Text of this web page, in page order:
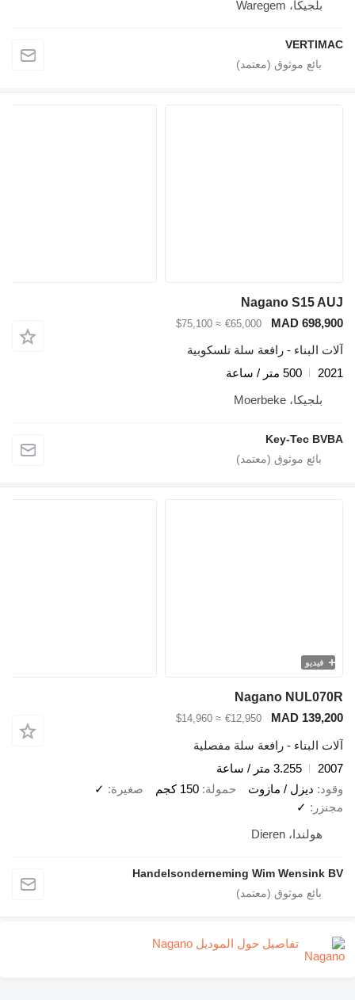
بلجيكا، Waregem
VERTIMAC
Nagano S15 AUJ
MAD 698,900
€65,000
≈ $75,100
آلات البناء - رافعة سلة تلسكوبية
2021
500 متر / ساعة
بلجيكا، Moerbeke
Key-Tec BVBA
فيديو
Nagano NUL070R
MAD 139,200
€12,950
≈ $14,960
آلات البناء - رافعة سلة مفصلية
2007
3.255 متر / ساعة
وقود ديزل / مازوت حمولة 150 كجم صغيرة
✓
مجنزر
✓
هولندا، Dieren
Handelsonderneming Wim Wensink BV
تفاصيل حول الموديل Nagano